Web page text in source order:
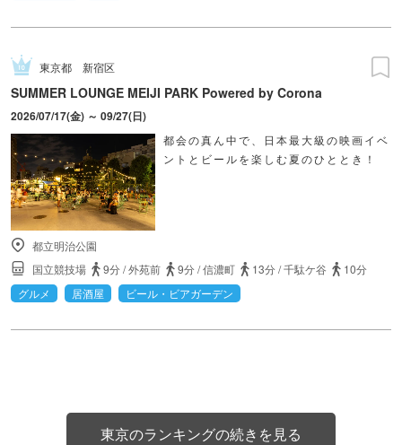
東京都 新宿区
SUMMER LOUNGE MEIJI PARK Powered by Corona
2026/07/17(金) ～ 09/27(日)
都会の真ん中で、日本最大級の映画イベ
ントとビールを楽しむ夏のひととき！
都立明治公園
国立競技場
9分/外苑前 9分/信濃町 13分/千駄ケ谷
10分
グルメ
居酒屋 ビール・ビアガーデン
東京のランキングの続きを見る